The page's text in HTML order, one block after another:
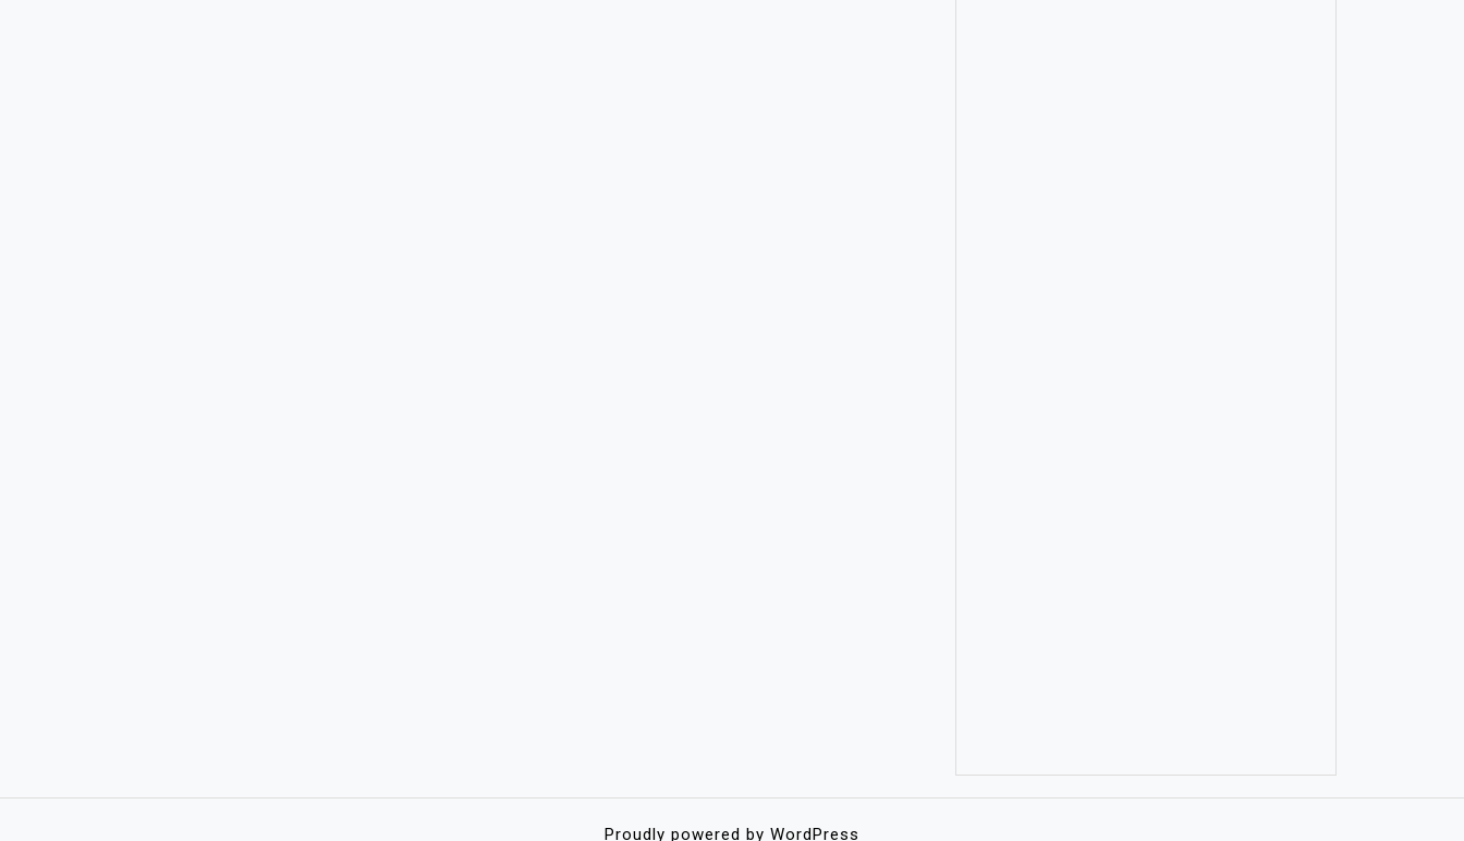
Proudly powered by WordPress